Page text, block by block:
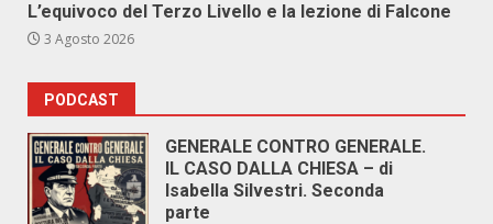
L’equivoco del Terzo Livello e la lezione di Falcone
3 Agosto 2026
PODCAST
GENERALE CONTRO GENERALE.
IL CASO DALLA CHIESA – di
Isabella Silvestri. Seconda
parte